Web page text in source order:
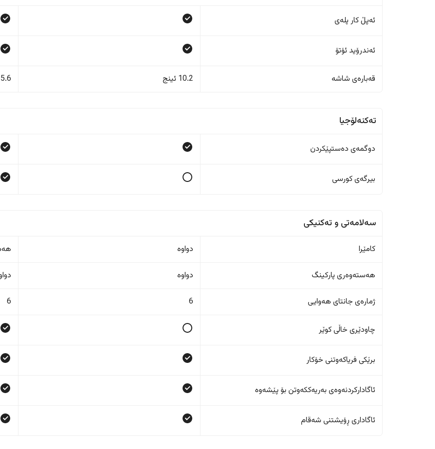
ئەپڵ کار پلەی
ئەندرۆید ئۆتۆ
قەبارەی شاشە 10.2 ئینج 15.6
تەکنەلۆجیا
دوگمەی دەستپێکردن
بیرگەی کورسی
سەلامەتی و تەکنیکی
کامێرا دواوە
هەستەوەری پارکینگ دواوە
ژمارەی جانتای هەوایی 6
6
چاودێری خاڵی کوێر
برێکی فریاکەوتنی خۆکار
ئاگادارکردنەوەی بەریەککەوتن بۆ پێشەوە
ئاگاداری ڕۆیشتنی شەقام